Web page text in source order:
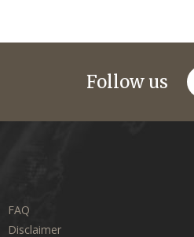
Follow us
FAQ
Disclaimer